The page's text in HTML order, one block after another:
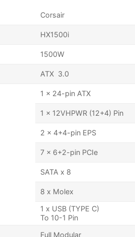
Corsair
HX1500i
1500W
ATX 3.0
1 x 24-pin ATX
1 x 12VHPWR (12+4) Pin
2 x 4+4-pin EPS
7 x 6+2-pin PCIe
SATA x 8
8 x Molex
1 x USB (TYPE C)
To 10-1 Pin
Full Modular